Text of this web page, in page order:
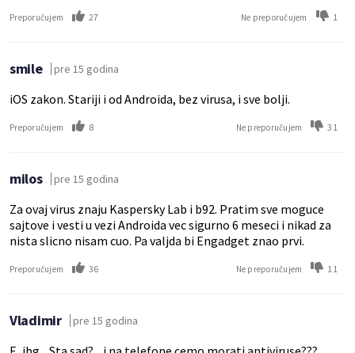
Preporučujem 27 Ne preporučujem 1
smile pre 15 godina
iOS zakon. Stariji i od Androida, bez virusa, i sve bolji.
Preporučujem 8 Ne preporučujem 31
milos pre 15 godina
Za ovaj virus znaju Kaspersky Lab i b92. Pratim sve moguce
sajtove i vesti u vezi Androida vec sigurno 6 meseci i nikad za
nista slicno nisam cuo. Pa valjda bi Engadget znao prvi.
Preporučujem 36 Ne preporučujem 11
Vladimir pre 15 godina